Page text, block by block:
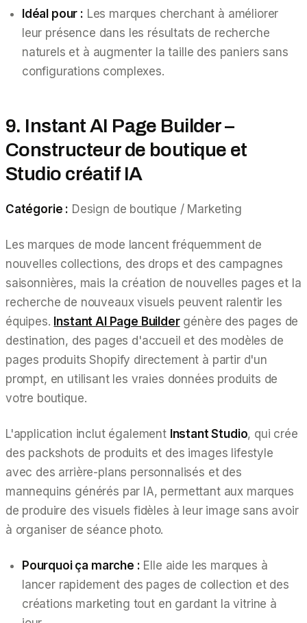
Idéal pour : Les marques cherchant à améliorer
leur présence dans les résultats de recherche
naturels et à augmenter la taille des paniers sans
configurations complexes.
9. Instant AI Page Builder –
Constructeur de boutique et
Studio créatif IA
Catégorie : Design de boutique / Marketing
Les marques de mode lancent fréquemment de
nouvelles collections, des drops et des campagnes
saisonnières, mais la création de nouvelles pages et la
recherche de nouveaux visuels peuvent ralentir les
équipes. Instant AI Page Buildergénère des pages de
destination, des pages d'accueil et des modèles de
pages produits Shopify directement à partir d'un
prompt, en utilisant les vraies données produits de
votre boutique.
L'application inclut également Instant Studio, qui crée
des packshots de produits et des images lifestyle
avec des arrière-plans personnalisés et des
mannequins générés par IA, permettant aux marques
de produire des visuels fidèles à leur image sans avoir
à organiser de séance photo.
Pourquoi ça marche : Elle aide les marques à
lancer rapidement des pages de collection et des
créations marketing tout en gardant la vitrine à